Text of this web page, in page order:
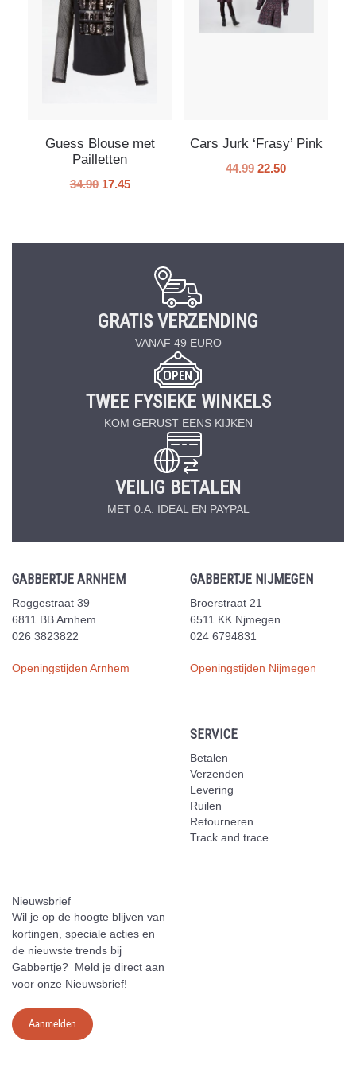
Guess Blouse met
Pailletten
34.90 17.45
Cars Jurk ‘Frasy’ Pink
44.99 22.50
GRATIS VERZENDING
VANAF 49 EURO
TWEE FYSIEKE WINKELS
KOM GERUST EENS KIJKEN
VEILIG BETALEN
MET 0.A. IDEAL EN PAYPAL
GABBERTJE ARNHEM
Roggestraat 39
6811 BB Arnhem
026 3823822
Openingstijden Arnhem
GABBERTJE NIJMEGEN
Broerstraat 21
6511 KK Njmegen
024 6794831
Openingstijden Nijmegen
SERVICE
Betalen
Verzenden
Levering
Ruilen
Retourneren
Track and trace
Nieuwsbrief
Wil je op de hoogte blijven van
kortingen, speciale acties en
de nieuwste trends bij
Gabbertje? Meld je direct aan
voor onze Nieuwsbrief!
Aanmelden